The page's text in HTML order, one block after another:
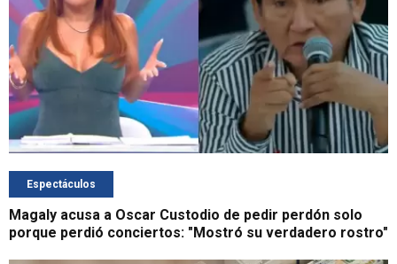
Espectáculos
Magaly acusa a Oscar Custodio de pedir perdón solo
porque perdió conciertos: "Mostró su verdadero rostro"